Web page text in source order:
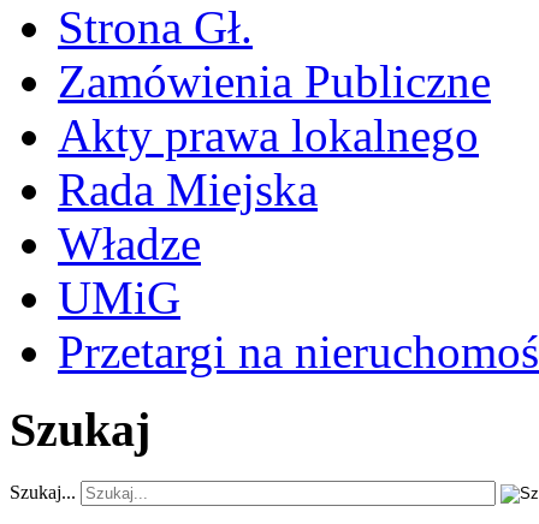
Strona Gł.
Zamówienia Publiczne
Akty prawa lokalnego
Rada Miejska
Władze
UMiG
Przetargi na
Szukaj
Szukaj...